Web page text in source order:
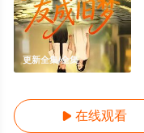
更新全集/全集
 在线观看